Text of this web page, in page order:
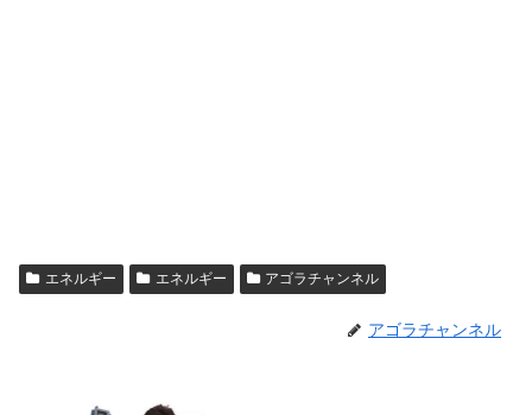
エネルギー エネルギー アゴラチャンネル
アゴラチャンネル